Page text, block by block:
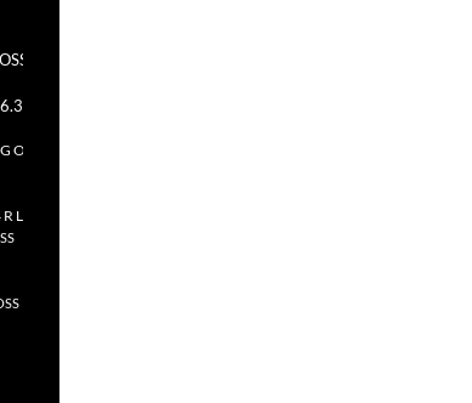
OSS
OSS
LM OIS